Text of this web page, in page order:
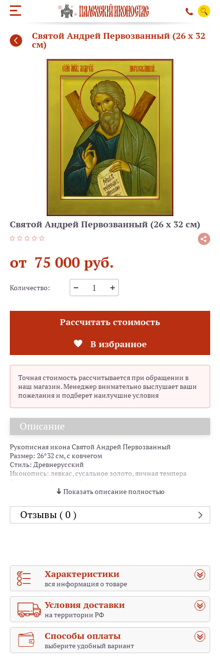
ОБРАТНЫЙ
Святой Андрей Первозванный (26 х 32
см)
Святой Андрей Первозванный (26 х 32 см)
от 75 000 руб.
Количество:
Рассчитать стоимость
В избранное
Точная стоимость рассчитывается при обращении в
наш магазин. Менеджер внимательно выслушает ваши
пожелания и подберет наилучшие условия
Описание
Рукописная икона Святой Андрей Первозванный
Размер: 26*32 см, с ковчегом
Стиль: Древнерусский
Иконопись: левкас, сусальное золото, яичная темпера
Показать описание полностью
Отзывы ( 0 )
Характеристики
вся информация о товаре
Условия доставки
на территории РФ
Способы оплаты
выберите удобный вариант